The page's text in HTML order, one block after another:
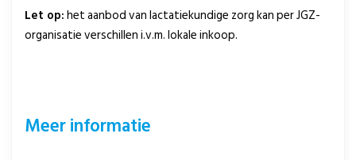
Let op:het aanbod van lactatiekundige zorg kan per JGZ-
organisatie verschillen i.v.m. lokale inkoop.
Meer informatie